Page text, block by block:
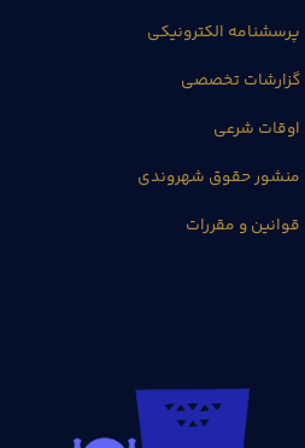
پرسشنامه الکترونیکی
گزارشات تخصصی
اوقات شرعی
منشور حقوق شهروندی
قوانین و مقررات